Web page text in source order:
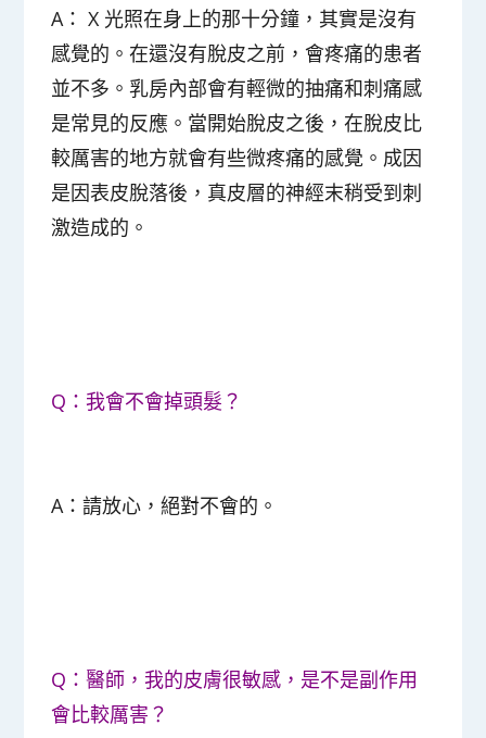
A： X 光照在身上的那十分鐘， 其實是沒有
感覺的 。在還沒有脫皮之前，會疼痛的患者
並不多。乳房內部會有輕微的抽痛和刺痛感
是常見的反應。當開始脫皮之後，在脫皮比
較厲害的地方就會有些微疼痛的感覺。成因
是因表皮脫落後，真皮層的神經末稍受到刺
激造成的。
Q：我會不會掉頭髮？
A：請放心，絕對不會的。
Q：醫師，我的皮膚很敏感，是不是副作用
會比較厲害？